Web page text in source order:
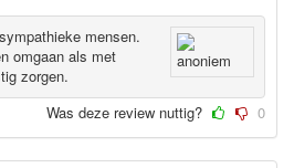
mensen.
omgaan als met
zorgen.
Was deze review nuttig? 0